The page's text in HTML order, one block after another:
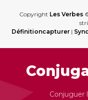
Copyright Les Verbes©
Définitioncapturer |
Conjuguer